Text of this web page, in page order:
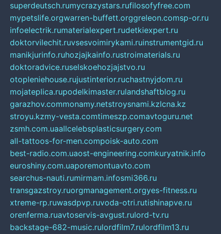
superdeutsch.rumycrazystars.rufilosofyfree.com
mypetslife.orgwarren-buffett.orggreleon.comsp-or.ru
infoelectrik.rumaterialexpert.rudetkiexpert.ru
doktorvilechit.ruvsesvoimirykami.ruinstrumentgid.ru
manikjurinfo.ruhozjajkainfo.rustroimaterials.ru
doktoradvice.ruselskoehozjajstvo.ru
otopleniehouse.rujustinterior.ruchastnyjdom.ru
mojateplica.rupodelkimaster.rulandshaftblog.ru
garazhov.commonamy.netstroysnami.kzlcna.kz
stroyu.kzmy-vesta.comtimeszp.comavtoguru.net
zsmh.com.uaallcelebsplasticsurgery.com
all-tattoos-for-men.compoisk-auto.com
best-radio.com.uaost-engineering.comkuryatnik.info
euroshiny.com.uaporemontuavto.com
searchus-nauti.rumirmam.infosmi366.ru
transgazstroy.ruorgmanagement.orgyes-fitness.ru
xtreme-rp.ruwasdpvp.ruvoda-otri.rutishinapve.ru
orenferma.ruavtoservis-avgust.rulord-tv.ru
backstage-682-music.rulordfilm7.rulordfilm13.ru